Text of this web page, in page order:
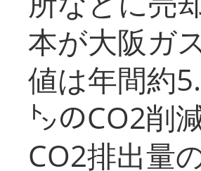
本が大阪ガ
値は年間約
㌧のCO2削
CO2排出量